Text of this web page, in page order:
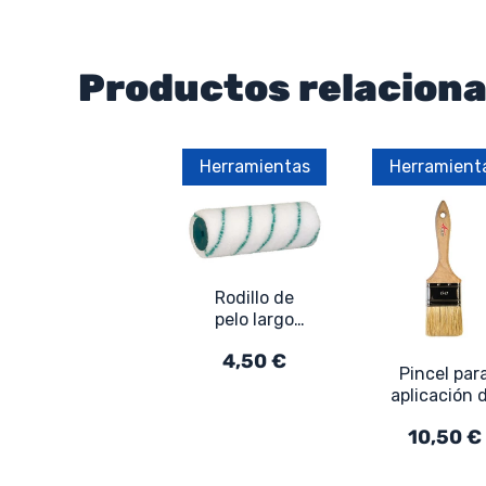
Productos
Herramientas
Rodillo de
pelo largo
para
4,50 €
Pincel
aplicación
10,50 €